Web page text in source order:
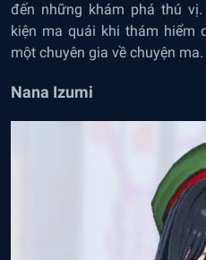
đến những khám phá thú
kiện ma quái khi thám hiểm
một chuyên gia về chuyện ma.
Nana Izumi